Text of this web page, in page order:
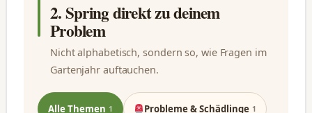
2. Spring direkt zu deinem
Problem
Nicht alphabetisch, sondern so, wie Fragen im
Gartenjahr auftauchen.
Alle Themen 1 Probleme & Schädlinge 1